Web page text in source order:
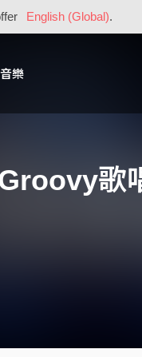
English (Global).
樂
歌